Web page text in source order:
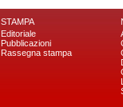
STAMPA
Editoriale
Pubblicazioni
Rassegna stampa